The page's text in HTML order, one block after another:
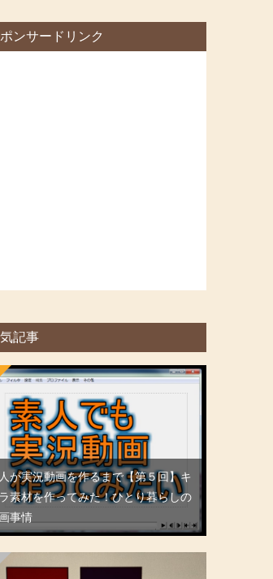
ンサードリンク
気記事
が実況動画を作るまで【第５回】キ
素材を作ってみた！ひとり暮らしの
事情